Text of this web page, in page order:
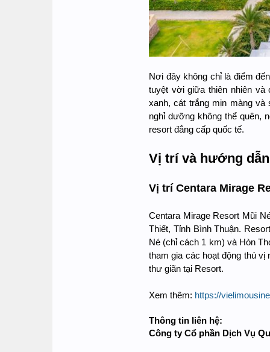
Nơi đây không chỉ là điểm
tuyệt vời giữa thiên nhiên
xanh, cát trắng mịn màng và
nghỉ dưỡng không thể quên,
resort đẳng cấp quốc tế.
Vị trí và hướng
Vị trí Centara Mirage
Centara Mirage Resort Mũi
Thiết, Tỉnh Bình Thuận.
Né (chỉ cách 1 km) và Hòn
tham gia các hoạt động thú
thư giãn tại Resort.
Xem thêm: https://
Thông tin liên hệ:
Công ty Cổ phần Dịch Vụ